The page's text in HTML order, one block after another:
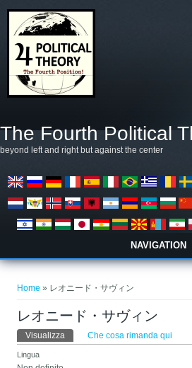
The Fourth Political
beyond left and right but against the center
NAVIGATION
Home » レオニード・サヴィン
レオニード・サヴィン
Schede primarie
Visualizza (scheda attiva)
Che cosa rimanda qui
Lingua